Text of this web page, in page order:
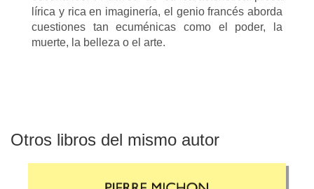
lírica y rica en imaginería, el genio francés aborda
cuestiones tan ecuménicas como el poder, la
muerte, la belleza o el arte.
Otros libros del mismo autor